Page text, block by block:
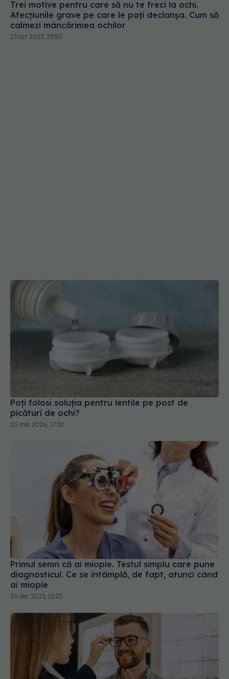
Afecțiunile grave pe care le poți declanșa. Cum să
calmezi mâncărimea ochilor
23 oct 2023, 23:50
Poți folosi soluția pentru lentile pe post de
picături de ochi?
02 mai 2026, 17:32
Primul semn că ai miopie. Testul simplu care pune
diagnosticul. Ce se întâmplă, de fapt, atunci când
ai miopie
20 dec 2023, 13:23